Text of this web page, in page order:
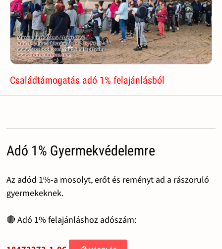
Családtámogatás adó 1% felajánlásból
Adó 1% Gyermekvédelemre
Az adód 1%-a mosolyt, erőt és reményt ad a rászoruló
gyermekeknek.
🔴 Adó 1% felajánláshoz adószám: